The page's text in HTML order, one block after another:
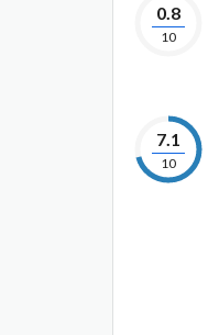
0.8
10
7.1
10